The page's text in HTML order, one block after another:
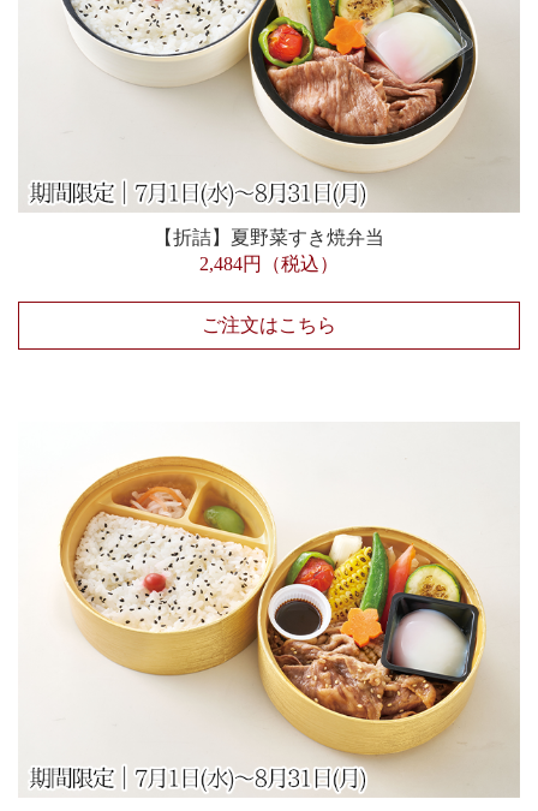
【折詰】夏野菜すき焼弁当
2,484円（税込）
ご注文はこちら